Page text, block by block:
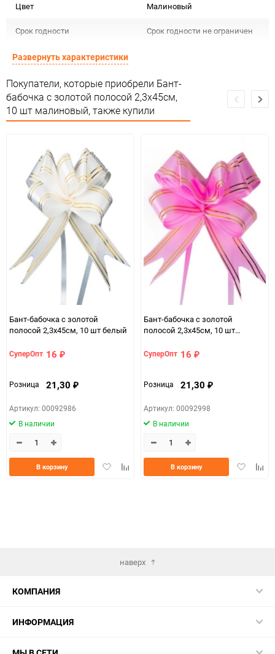
Цвет Малиновый
Срок годности Срок годности не ограничен
Предназначение товара
Сертификация Не подлежит сертификации
Особые условия Особых условий не требует
Единица измерения
Развернуть характеристики
Покупатели, которые приобрели Бант-
бабочка с золотой полосой 2,3х45см,
10 шт малиновый, также купили
Бант-бабочка с золотой
полосой 2,3х45см, 10 шт белый
СуперОпт 16 ₽
Розница 21,30 ₽
Артикул: 00092986
В наличии
ДобавитьДобавить
В корзину
Бант-бабочка с золотой
полосой 2,3х45см, 10 шт
СуперОпт 16 ₽
Розница 21,30 ₽
Артикул: 00092998
В наличии
Добавить
В корзину
наверх
КОМПАНИЯ
ИНФОРМАЦИЯ